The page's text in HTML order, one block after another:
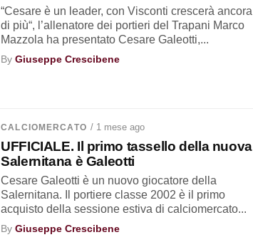
“Cesare è un leader, con Visconti crescerà ancora
di più“, l’allenatore dei portieri del Trapani Marco
Mazzola ha presentato Cesare Galeotti,...
ByGiuseppe Crescibene
CALCIOMERCATO / 1 mese ago
UFFICIALE. Il primo tassello della nuova
Salernitana è Galeotti
Cesare Galeotti è un nuovo giocatore della
Salernitana. Il portiere classe 2002 è il primo
acquisto della sessione estiva di calciomercato...
ByGiuseppe Crescibene